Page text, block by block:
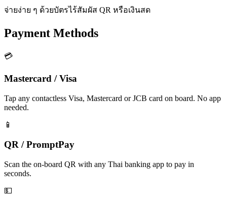
จ่ายง่าย ๆ ด้วยบัตรไร้สัมผัส QR หรือเงินสด
Payment Methods
💳
Mastercard / Visa
Tap any contactless Visa, Mastercard or JCB card on board. No app
needed.
📱
QR / PromptPay
Scan the on-board QR with any Thai banking app to pay in
seconds.
💵